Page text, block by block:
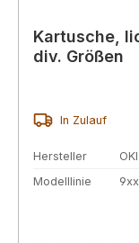
Kartusche,
div. Größen
In Zulauf
Hersteller
OKI
Modelllinie